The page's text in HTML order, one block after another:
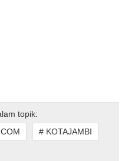
topik:
# KOTAJAMBI